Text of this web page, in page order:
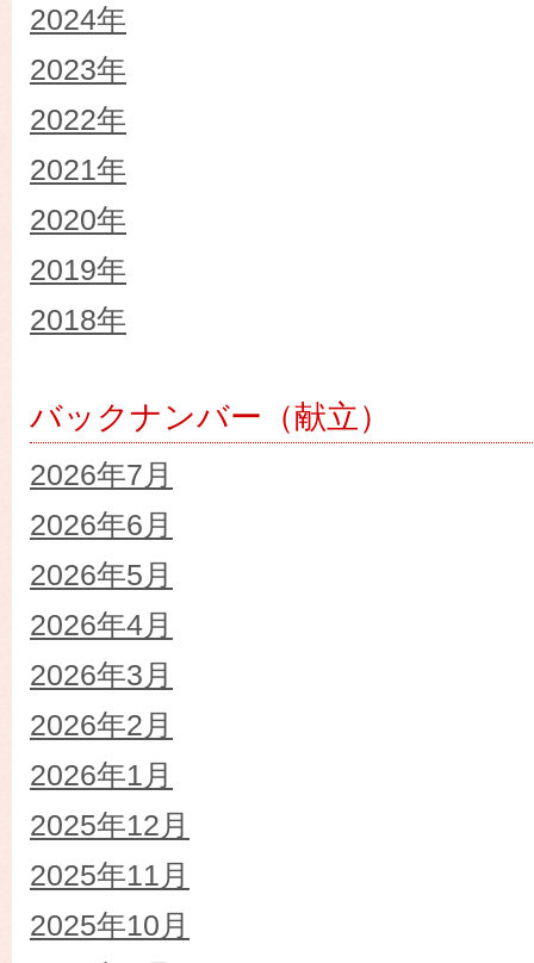
2024年
2023年
2022年
2021年
2020年
2019年
2018年
バックナンバー（献立）
2026年7月
2026年6月
2026年5月
2026年4月
2026年3月
2026年2月
2026年1月
2025年12月
2025年11月
2025年10月